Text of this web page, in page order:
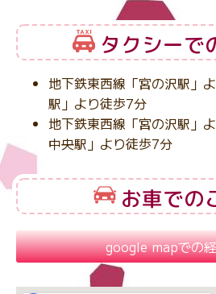
タクシーで
地下鉄東西線「宮の沢駅」
駅」より徒歩7分
地下鉄東西線「宮の沢駅」
中央駅」より徒歩7分
お車での
google mapでの